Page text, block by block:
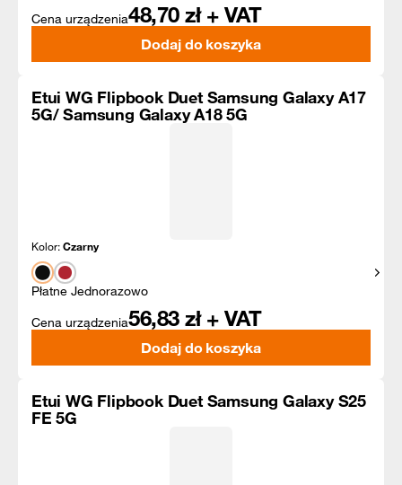
Cena urządzenia48,70 zł + VAT
Dodaj do koszyka
Etui WG Flipbook Duet Samsung Galaxy A17
5G/ Samsung Galaxy A18 5G
Kolor:Czarny
Płatne Jednorazowo
Cena urządzenia56,83 zł + VAT
Dodaj do koszyka
Etui WG Flipbook Duet Samsung Galaxy S25
FE 5G